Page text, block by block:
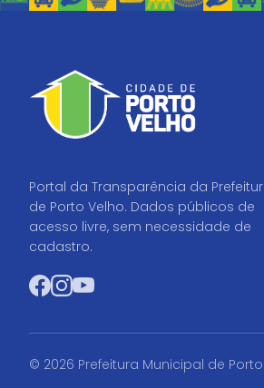
Portal da Transparência da
de Porto Velho. Dados públicos de
acesso livre, sem necessidade de
cadastro.
Facebook
Instagram
YouTube
© 2026 Prefeitura Municipal de